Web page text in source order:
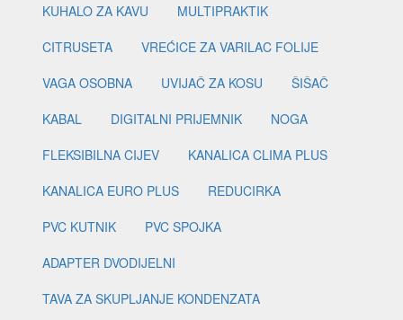
KUHALO ZA KAVU
MULTIPRAKTIK
CITRUSETA
VREĆICE ZA VARILAC FOLIJE
VAGA OSOBNA
UVIJAČ ZA KOSU
ŠIŠAČ
KABAL
DIGITALNI PRIJEMNIK
NOGA
FLEKSIBILNA CIJEV
KANALICA CLIMA PLUS
KANALICA EURO PLUS
REDUCIRKA
PVC KUTNIK
PVC SPOJKA
ADAPTER DVODIJELNI
TAVA ZA SKUPLJANJE KONDENZATA